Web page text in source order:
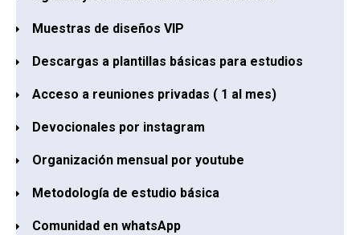
Muestras de diseños VIP
Descargas a plantillas básicas para estudios
Acceso a reuniones privadas ( 1 al mes)
Devocionales por instagram
Organización mensual por youtube
Metodología de estudio básica
Comunidad en whatsApp